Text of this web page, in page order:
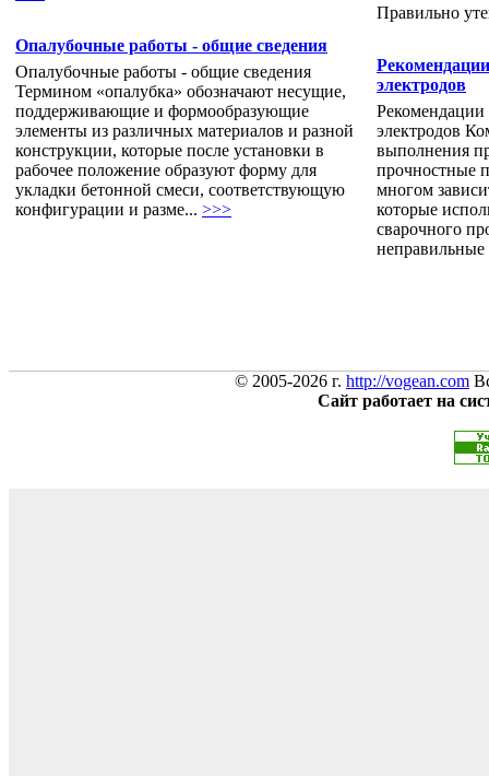
Опалубочные работы - общие сведения
Опалубочные работы - общие сведения
Термином «опалубка» обозначают несущие,
поддерживающие и формообразующие
элементы из различных материалов и разной
конструкции, которые после установки в
рабочее положение образуют форму для
укладки бетонной смеси, соответствующую
конфигурации и разме... >>>
Правильно
электродов
электродов
выполнения
прочностные
многом
которые
сварочного
© 2005-2026 г. http://vogean.com
Сайт работает на